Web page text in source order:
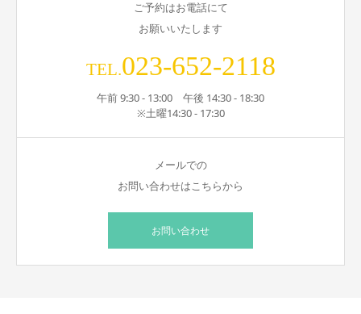
ご予約はお電話にて
お願いいたします
TEL.023-652-2118
午前 9:30 - 13:00 午後 14:30 - 18:30
※土曜14:30 - 17:30
メールでの
お問い合わせはこちらから
お問い合わせ